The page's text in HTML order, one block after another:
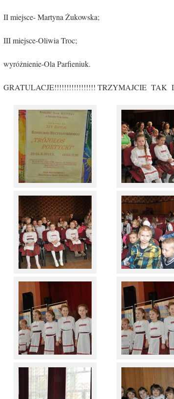
II miejsce- Martyna Żukowska;
III miejsce-Oliwia Troc;
wyróżnienie-Ola Parfieniuk.
GRATULACJE!!!!!!!!!!!!!!!!! TRZYMAJCIE TAK